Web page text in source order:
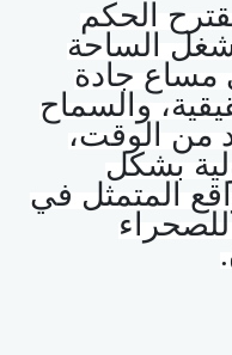
الحكم
الساحة
مساع جادة
والسماح
من الوقت،
بشكل
المتمثل في
.